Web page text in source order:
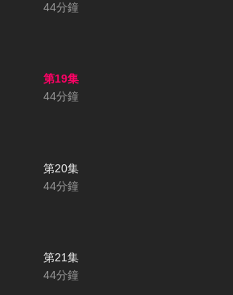
44分鐘
第19集
44分鐘
第20集
44分鐘
第21集
44分鐘